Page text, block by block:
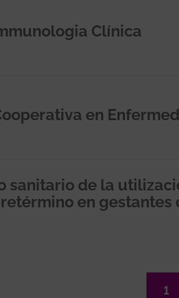
Clínica
en
sanitario de la
en
1